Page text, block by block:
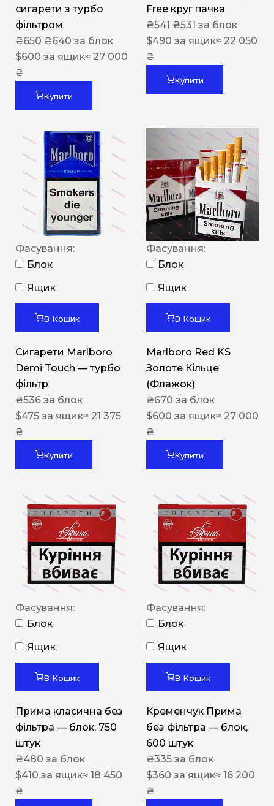
сигарети з турбо
фільтром
₴650 ₴640 за блок
$600 за ящик≈ 27 000
₴
Купити
Free круг пачка
₴541 ₴531 за блок
$490 за ящик≈ 22 050
₴
Купити
Фасування:
Блок
Ящик
В Кошик
Сигарети Marlboro
Demi Touch — турбо
фільтр
₴536 за блок
$475 за ящик≈ 21 375
₴
Купити
Фасування:
Блок
Ящик
В Кошик
Marlboro Red KS
Золоте Кільце
(Флажок)
₴670 за блок
$600 за ящик≈ 27 000
₴
Купити
Фасування:
Блок
Ящик
В Кошик
Прима класична без
фільтра — блок, 750
штук
₴480 за блок
$410 за ящик≈ 18 450
₴
Фасування:
Блок
Ящик
В Кошик
Кременчук Прима
без фільтра — блок,
600 штук
₴335 за блок
$360 за ящик≈ 16 200
₴